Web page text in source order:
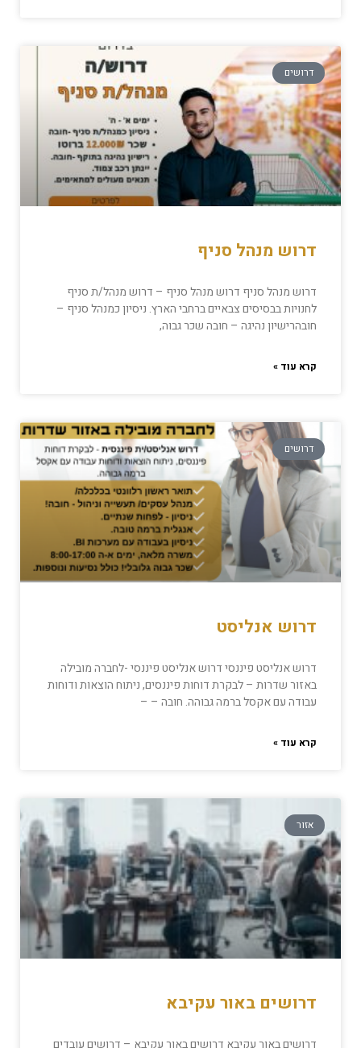
דרושים
דרוש מנהל סניף
דרוש מנהל סניף דרוש מנהל סניף – דרוש מנהל/ת סניף
לחנויות בבסיסים צבאיים ברחבי הארץ. ניסיון כמנהל סניף –
חובהרישיון נהיגה – חובה שכר גבוה,
קרא עוד »
דרושים
דרוש אנליסט
דרוש אנליסט פיננסי דרוש אנליסט פיננסי -לחברה מובילה
באזור שדרות – לבקרת דוחות פיננסים, ניתוח הוצאות ודוחות
עבודה עם אקסל ברמה גבוהה. חובה – –
קרא עוד »
אזור
דרושים באור עקיבא
דרושים באור עקיבא דרושים באור עקיבא – דרושים עובדים